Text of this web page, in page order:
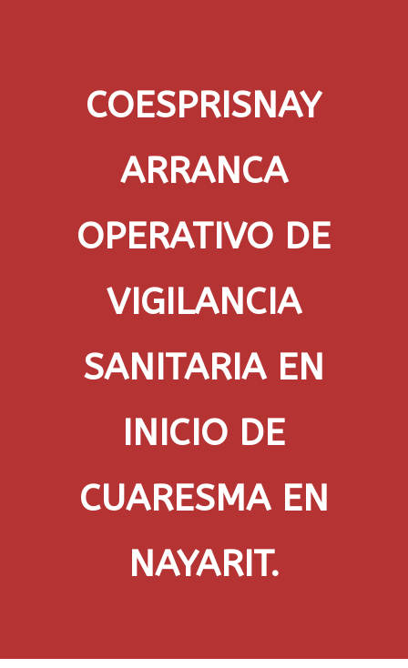
COESPRISNAY
ARRANCA
OPERATIVO DE
VIGILANCIA
SANITARIA EN
INICIO DE
CUARESMA EN
NAYARIT.